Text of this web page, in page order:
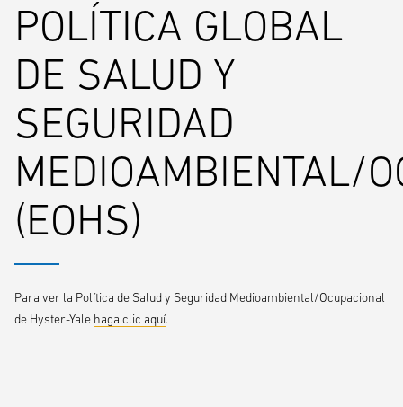
POLÍTICA GLOBAL
DE SALUD Y
SEGURIDAD
MEDIOAMBIENTAL/
(EOHS)
Para ver la Política de Salud y Seguridad Medioambiental/Ocupacional
de Hyster-Yale haga clic aquí.